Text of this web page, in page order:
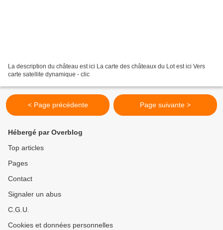
La description du château est ici La carte des châteaux du Lot est ici Vers
carte satellite dynamique - clic
< Page précédente Page suivante >
Hébergé par Overblog
Top articles
Pages
Contact
Signaler un abus
C.G.U.
Cookies et données personnelles